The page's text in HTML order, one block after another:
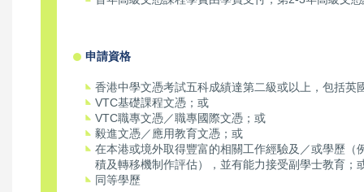
申請資格
香港中學文憑考試五科成績達第二級或以上，包括英
VTC基礎課程文憑；或
VTC職專文憑／職專國際文憑；或
毅進文憑／應用教育文憑；或
在本港或境外取得豐富的相關工作經驗及／或學歷（
積及轉移機制作評估），並有能力接受副學士教育；
同等學歷